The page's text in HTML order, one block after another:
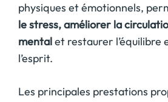
physiques et émotionnels,
le stress, améliorer la
mentalet restaurer l’équilibre
l’esprit.
Les principales prestations